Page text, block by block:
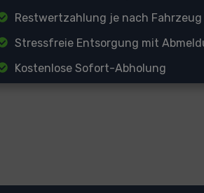
Restwertzahlung je nach Fahrzeug
Stressfreie Entsorgung mit
Kostenlose Sofort-Abholung